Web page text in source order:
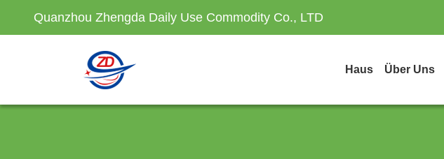
Quanzhou Zhengda Daily Use Commodity Co., LTD
Haus Über Uns